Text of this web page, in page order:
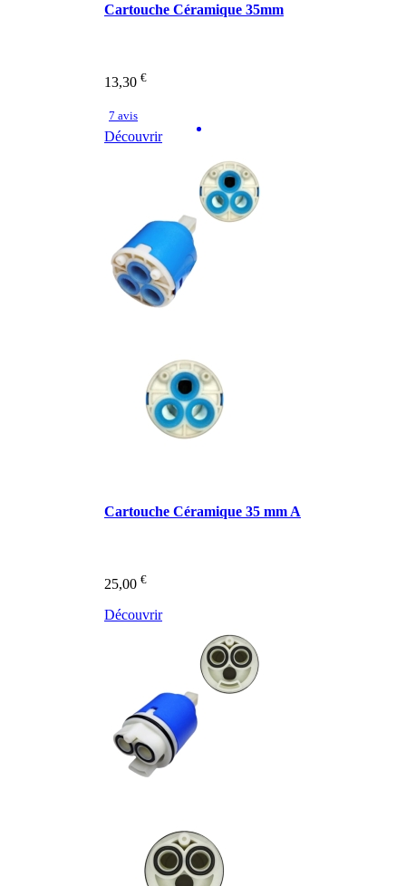
Cartouche Céramique 35mm
13,30 €
7 avis
Découvrir
Cartouche Céramique 35 mm A
25,00 €
Découvrir